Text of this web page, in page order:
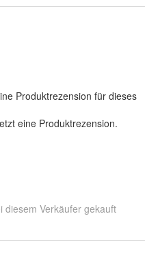
Produktrezension für dieses
eine Produktrezension.
diesem Verkäufer gekauft